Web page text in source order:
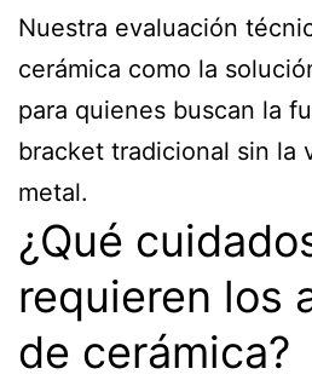
Nuestra evaluación
cerámica como la
para quienes buscan la
bracket tradicional sin la
metal.
¿Qué
requieren los
de cerámica?